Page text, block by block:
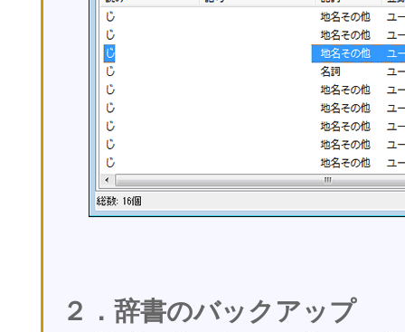
２．辞書のバックアップ